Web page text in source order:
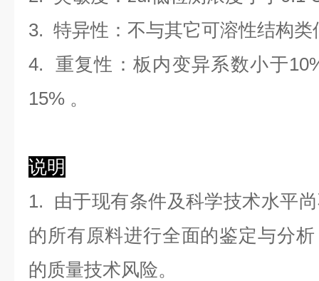
3. 特异性：不与其它可溶性结构类
4. 重复性：板内变异系数小于10
15% 。
说明
1. 由于现有条件及科学技术水平
的所有原料进行全面的鉴定与分
的质量技术风险。